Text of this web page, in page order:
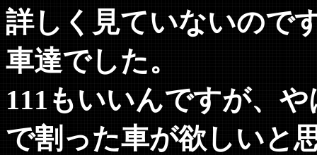
詳しく見ていないので
車達でした。
111もいいんですが、
で割った車が欲しいと